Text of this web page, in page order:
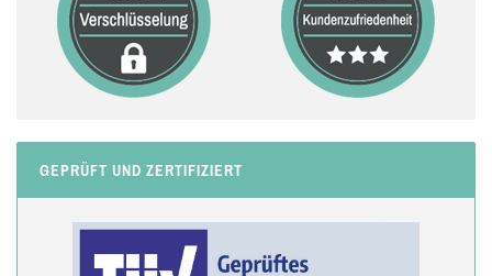
GEPRÜFT UND ZERTIFIZIERT